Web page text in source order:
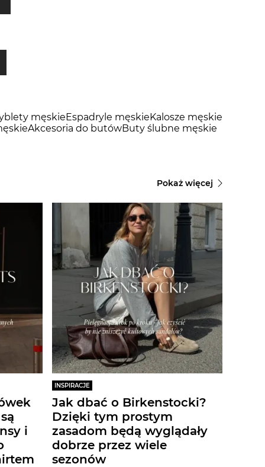
męskieEspadryle męskieKalosze męskie
Akcesoria do butówButy ślubne męskie
Pokaż więcej
i
INSPIRACJE
Jak dbać o Birkenstocki?
Dzięki tym prostym
zasadom będą wyglądały
dobrze przez wiele
sezonów